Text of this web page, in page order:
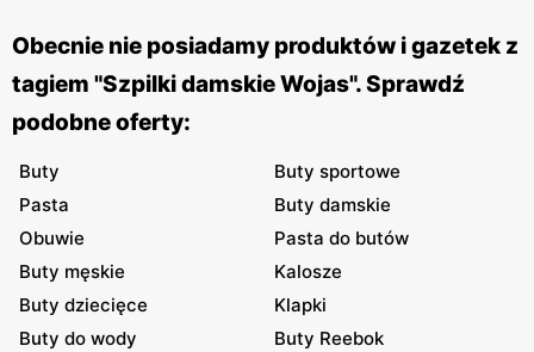
Obecnie nie posiadamy produktów i gazetek z
tagiem "Szpilki damskie Wojas". Sprawdź
podobne oferty:
Buty
Buty sportowe
Pasta
Buty damskie
Obuwie
Pasta do butów
Buty męskie
Kalosze
Buty dziecięce
Klapki
Buty do wody
Buty Reebok